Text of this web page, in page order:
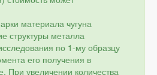
материала чугуна
структуры металла
по 1-му образцу
его получения в
При увеличении количества